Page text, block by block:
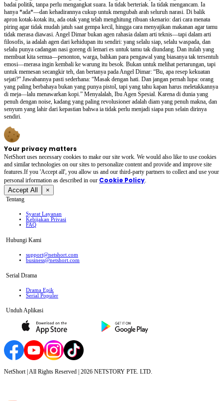
badai politik, tanpa perlu mengangkat suara. Ia tidak berteriak. Ia tidak mengancam. Ia
hanya *ada*—dan kehadirannya cukup untuk mengubah arah seluruh narasi. Di balik
apron kotak-kotak itu, ada otak yang telah menghitung ribuan skenario: dari cara menata
piring agar tidak mudah jatuh saat gempa kecil, hingga cara menyajikan makanan agar tamu
tidak merasa diawasi. Angel Dimar bukan agen rahasia dalam arti teknis—tapi dalam arti
filosofis, ia adalah agen dari kehidupan itu sendiri: yang selalu siap, selalu waspada, dan
selalu punya cadangan nasi goreng di lemari es untuk tamu tak diundang. Dan itulah yang
membuat kita semua—penonton, warga, bahkan para pengawal yang biasanya tak tersentuh
emosi—merasa ingin kembali ke warung itu besok. Bukan untuk melihat pertarungan, tapi
untuk memesan secangkir teh, dan bertanya pada Angel Dimar: “Bu, apa resep kekuatan
sejati?” Jawabannya pasti sederhana: “Masak dengan hati. Dan jangan pernah lupa: orang
yang paling berbahaya bukan yang punya pistol, tapi yang tahu kapan harus meletakkannya
di meja—lalu menawarkan kopi.” Menyalalah, Ibu Agen Spesial. Karena di dunia yang
penuh dengan noise, kadang yang paling revolusioner adalah diam yang penuh makna, dan
senyum yang lahir dari kepastian bahwa ia tidak perlu menjadi siapa pun selain dirinya
sendiri.
Your privacy matters
NetShort uses necessary cookies to make our site work. We would also like to use cookies
and similar technologies on our sites to personalize content and provide and improve site
features.If you 'Accept all', you allow us and our third-party partners to collect and use your
personal irformation as described in our Cookie Policy.
Accept All ×
Tentang
Syarat Layanan
Kebijakan Privasi
FAQ
Hubungi Kami
support@netshort.com
business@netshort.com
Serial Drama
Drama Epik
Serial Populer
Unduh Aplikasi
NetShort | All Rights Reserved | 2026 NETSTORY PTE. LTD.